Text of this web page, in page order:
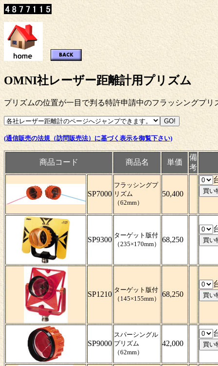
OMNI社レーザー距離計用プリズム
プリズムの位置が一目で判る特許申請中のフラッシングプ
(通信販売の法規（訪問販売法）に基づく表示を御覧下さい)
商品コード 商品名 単価
備
考
SP7000
フラッシングプ
リズム
（62mm）
50,400
SP9300
ターゲット版付
（235×170mm）
68,250
SP1210
ターゲット版付
（145×155mm）
68,250
SP9000
スパーシングル
プリズム
（62mm）
42,000